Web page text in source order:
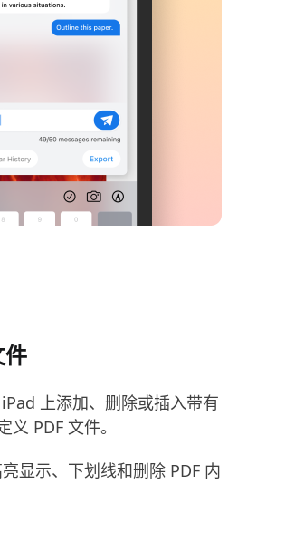
上添加、删除或插入带有
PDF 文件。
显示、下划线和删除 PDF 内